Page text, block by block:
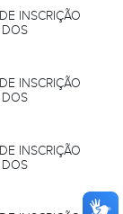
INSCRIÇÃO
INSCRIÇÃO
INSCRIÇÃO